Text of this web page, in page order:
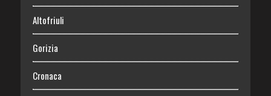
Altofriuli
Gorizia
Cronaca